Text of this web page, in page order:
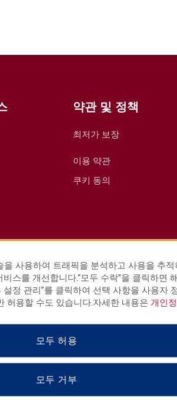
약관 및 정책
최저가 보장
이용 약관
쿠키 동의
BY WYNDHAM
사용하여 트래픽을 분석하고 사용을 추
스를 개선합니다.“모두 수락”을 클릭하면
정 관리”를 클릭하여 선택 사항을 사용자
허용할 수도 있습니다.자세한 내용은 개인
모두 허용
모두 거부